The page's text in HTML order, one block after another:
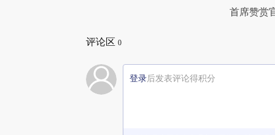
首席赞赏
评论区 0
登录后发表评论得积分